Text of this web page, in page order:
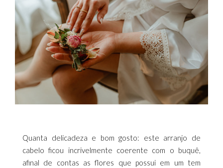
Quanta delicadeza e bom gosto: este arranjo de
cabelo ficou incrivelmente coerente com o buquê,
afinal de contas as flores que possui em um tem